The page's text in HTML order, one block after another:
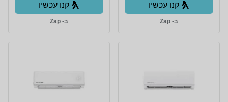
קנו עכשיו
ב- Zap
קנו עכשיו
ב- Zap